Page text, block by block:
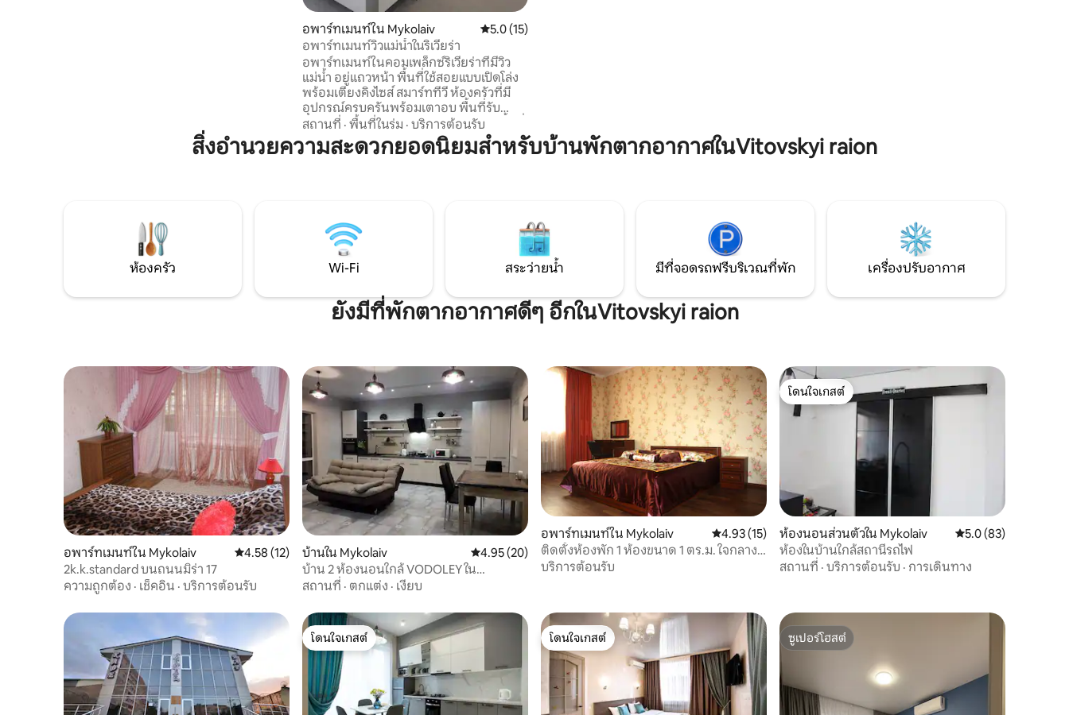
อพาร์ทเมนท์ใน Mykolaiv คะแนนเฉลี่ย 5.0 จาก 5, 15 รีวิว
5.0 (15)
อพาร์ทเมนท์วิวแม่น้ำในริเวียร่า
อพาร์ทเมนท์ในคอมเพล็กซ์ริเวียร่าที่มีวิว
แม่น้ำ อยู่แถวหน้า พื้นที่ใช้สอยแบบเปิดโล่ง
พร้อมเตียงคิงไซส์ สมาร์ททีวี ห้องครัวที่มี
อุปกรณ์ครบครันพร้อมเตาอบ พื้นที่รับ
ประทานอาหารริมหน้าต่างพาโนรามา พื้นที่
เงียบสงบปลอดภัยพร้อมอากาศบริสุทธิ์ มี
ลิฟต์ ใกล้กับ: หาดทราย ซูเปอร์มาร์เก็ต
ผม ของใช้ในห้องน้ำ เสื้อคลุมอาบน้ำ รองเท้า
แตะ ผ้าปูที่นอนสะอาด ทำความสะอาด
อย่างมืออาชีพหลังผู้เข้าพักทุกคน
สถานที่ · พื้นที่ในร่ม · บริการต้อนรับ
สิ่งอำนวยความสะดวกยอดนิยมสำหรับบ้านพักตากอากาศในVitovskyi raion
ห้องครัว Wi-Fi สระว่ายน้ำ มีที่จอดรถฟรีบริเวณที่พัก เครื่องปรับอากาศ
ยังมีที่พักตากอากาศดีๆ อีกในVitovskyi raion
อพาร์ทเมนท์ใน Mykolaiv คะแนนเฉลี่ย 4.58 จาก 5, 12 รีวิว
4.58 (12)
2k.k.standard บนถนนมิร่า 17
ความถูกต้อง · เช็คอิน · บริการต้อนรับ
บ้านใน Mykolaiv คะแนนเฉลี่ย 4.95 จาก 5, 20 รีวิว
4.95 (20)
บ้าน 2 ห้องนอนใกล้ VODOLEY ใน
Mykolayiv
สถานที่ · ตกแต่ง · เงียบ
อพาร์ทเมนท์ใน Mykolaiv คะแนนเฉลี่ย 4.93 จาก 5, 15 รีวิว
4.93 (15)
ติดตั้งห้องพัก 1 ห้องขนาด 1 ตร.ม. ใจกลาง
เมือง
บริการต้อนรับ
โดนใจเกสต์
โดนใจเกสต์
ห้องนอนส่วนตัวใน Mykolaiv คะแนนเฉลี่ย 5.0 จาก
5.0 (83)
ห้องในบ้านใกล้สถานีรถไฟ
สถานที่ · บริการต้อนรับ · การเดินทาง
โดนใจเกสต์
โดนใจเกสต์
โดนใจเกสต์
โดนใจเกสต์
ซูเปอร์โฮสต์
ซูเปอร์โฮสต์